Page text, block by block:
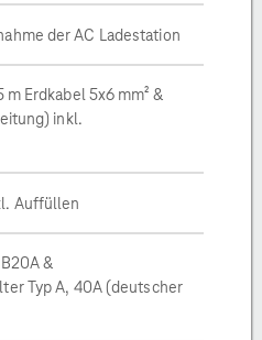
der AC Ladestation
Erdkabel 5x6 mm² &
inkl.
Auffüllen
&
Typ A, 40A (deutscher